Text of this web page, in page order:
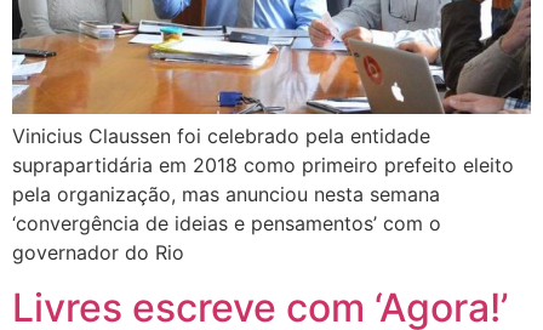
Vinicius Claussen foi celebrado pela entidade
suprapartidária em 2018 como primeiro prefeito eleito
pela organização, mas anunciou nesta semana
‘convergência de ideias e pensamentos’ com o
governador do Rio
Livres escreve com ‘Agora!’